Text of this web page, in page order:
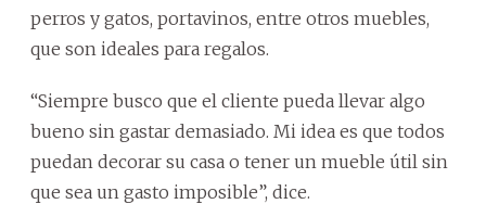
perros y gatos, portavinos, entre otros muebles,
que son ideales para regalos.
“Siempre busco que el cliente pueda llevar algo
bueno sin gastar demasiado. Mi idea es que todos
puedan decorar su casa o tener un mueble útil sin
que sea un gasto imposible”, dice.